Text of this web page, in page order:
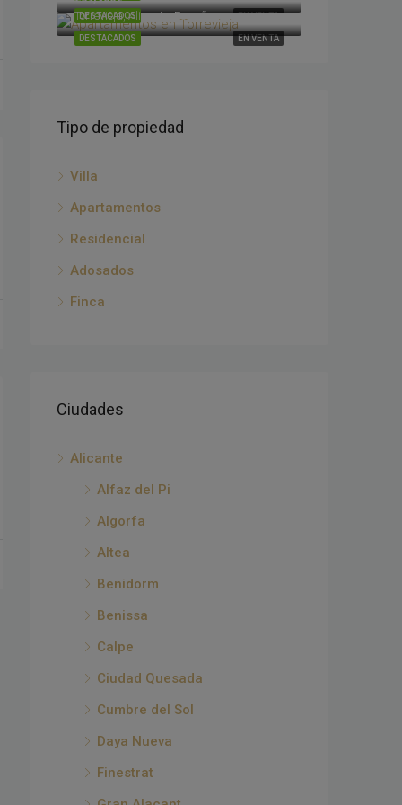
EN VENTA
DESTACADOS
EN VENTA
DESTACADOS
Torrevieja, Alicante, España
Tipo de propiedad
Villa
Apartamentos
Residencial
Adosados
Finca
Ciudades
Alicante
Alfaz del Pi
Algorfa
Altea
Benidorm
Benissa
Calpe
Ciudad Quesada
Cumbre del Sol
Daya Nueva
Finestrat